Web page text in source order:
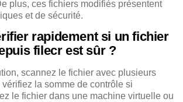
plus, ces fichiers modifiés présentent
et de sécurité.
rapidement si un fichier
filecr est sûr ?
scannez le fichier avec plusieurs
la somme de contrôle si
le fichier dans une machine virtuelle ou